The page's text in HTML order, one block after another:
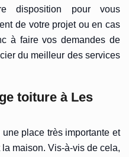
disposition pour vous
de votre projet ou en cas
à faire vos demandes de
du meilleur des services
toiture à Les
place très importante et
maison. Vis-à-vis de cela,